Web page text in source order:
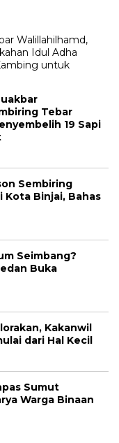
Tebar
19 Sapi
Sembiring
Kota Binjai, Bahas
Seimbang?
Buka
Kakanwil
dari Hal Kecil
Sumut
Warga Binaan